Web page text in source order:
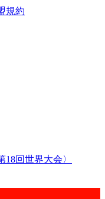
規約
回世界大会〉